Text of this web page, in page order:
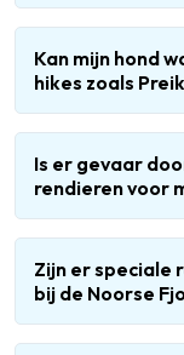
Kan mijn hond
hikes zoals
Is er gevaar
rendieren voor
Zijn er speciale
bij de Noorse